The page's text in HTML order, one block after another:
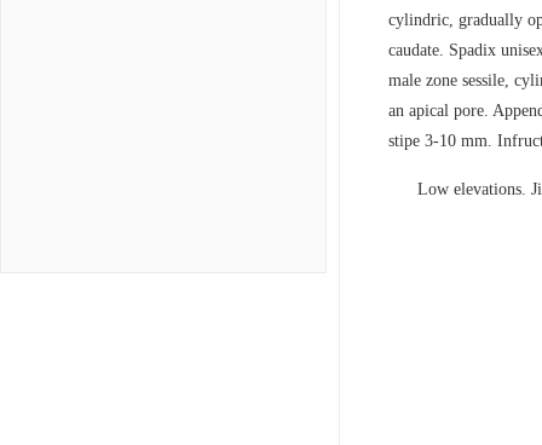
cylindric, gradually
caudate. Spadix
male zone sessile,
an apical pore.
stipe 3-10 mm.
Low elevations.